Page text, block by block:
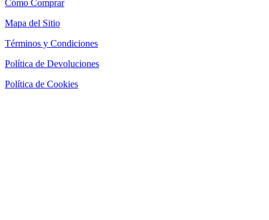
Cómo Comprar
Mapa del Sitio
Términos y Condiciones
Política de Devoluciones
Política de Cookies